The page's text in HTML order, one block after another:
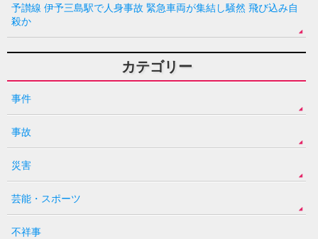
予讃線 伊予三島駅で人身事故 緊急車両が集結し騒然 飛び込み自
殺か
カテゴリー
事件
事故
災害
芸能・スポーツ
不祥事